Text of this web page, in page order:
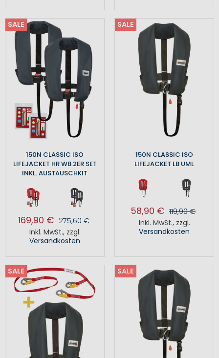
SALE
150N CLASSIC ISO
LIFEJACKET HR WB 2ER SET
INKL. AUSTAUSCHKIT
169,90 € 275,60 €
Inkl. MwSt., zzgl.
Versandkosten
SALE
150N CLASSIC ISO
LIFEJACKET LB UML
58,90 € 119,90 €
Inkl. MwSt., zzgl.
Versandkosten
SALE SALE